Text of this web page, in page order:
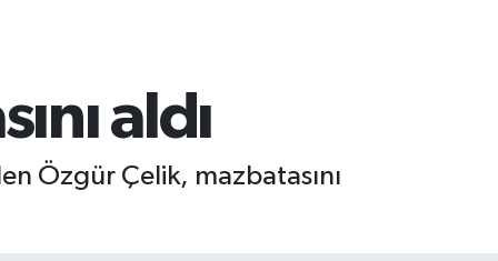
aldı
Özgür Çelik, mazbatasını